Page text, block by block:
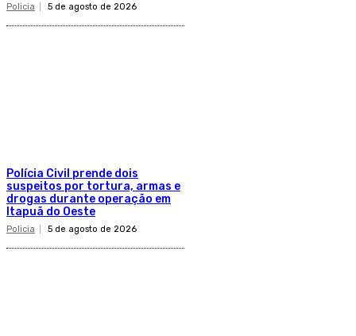
Policia 5 de agosto de 2026
Polícia Civil prende dois
suspeitos por tortura, armas e
drogas durante operação em
Itapuã do Oeste
Policia 5 de agosto de 2026